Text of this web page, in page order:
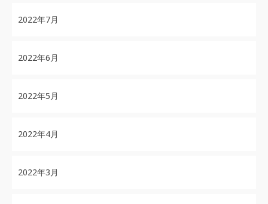
2022年7月
2022年6月
2022年5月
2022年4月
2022年3月